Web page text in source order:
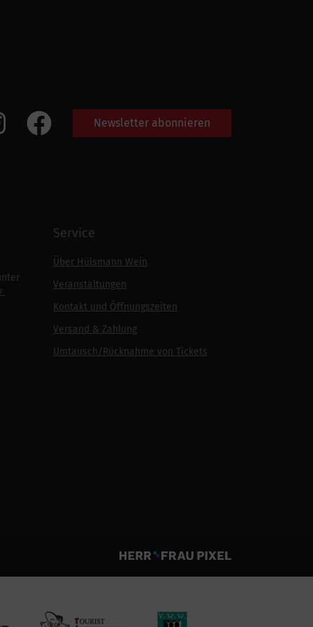
Newsletter abonnieren
Service
Über Hülsmann Wein
Veranstaltungen
Kontakt und Öffnungszeiten
Versand & Zahlung
Umtausch/Rücknahme von Tickets